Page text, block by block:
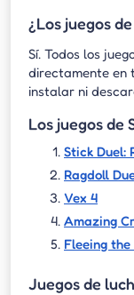
¿Los juegos
Sí. Todos los
directamente en
instalar ni
Los juegos de
Stick Duel:
Ragdoll
Vex 4
Amazing
Fleeing the
Juegos de